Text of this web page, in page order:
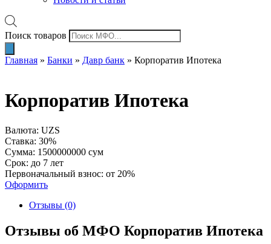
Поиск товаров
Главная » Банки » Давр банк » Корпоратив Ипотека
Корпоратив Ипотека
Валюта: UZS
Ставка: 30%
Сумма: 1500000000 сум
Срок: до 7 лет
Первоначальный взнос: от 20%
Оформить
Отзывы (0)
Отзывы об МФО Корпоратив Ипотека